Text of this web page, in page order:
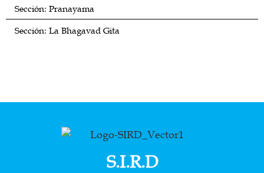
Sección: Pranayama
Sección: La Bhagavad Gita
S.I.R.D